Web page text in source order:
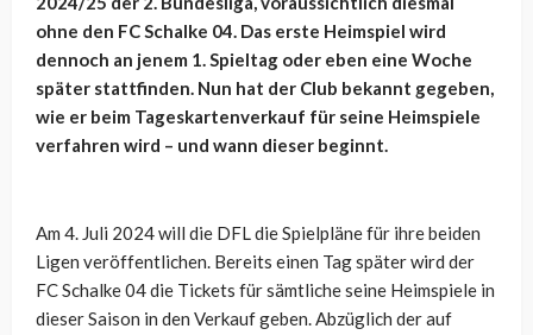
ohne den FC Schalke 04. Das erste Heimspiel wird
dennoch an jenem 1. Spieltag oder eben eine Woche
später stattfinden. Nun hat der Club bekannt gegeben,
wie er beim Tageskartenverkauf für seine Heimspiele
verfahren wird – und wann dieser beginnt.
Am 4. Juli 2024 will die DFL die Spielpläne für ihre beiden
Ligen veröffentlichen. Bereits einen Tag später wird der
FC Schalke 04 die Tickets für sämtliche seine Heimspiele in
dieser Saison in den Verkauf geben. Abzüglich der auf